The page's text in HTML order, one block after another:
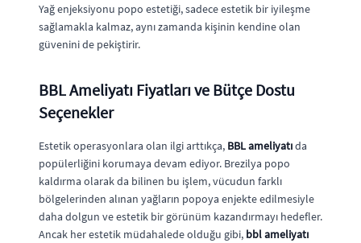
Yağ enjeksiyonu popo estetiği, sadece estetik bir iyileşme
sağlamakla kalmaz, aynı zamanda kişinin kendine olan
güvenini de pekiştirir.
BBL Ameliyatı Fiyatları ve Bütçe Dostu
Seçenekler
Estetik operasyonlara olan ilgi arttıkça, BBL ameliyatıda
popülerliğini korumaya devam ediyor. Brezilya popo
kaldırma olarak da bilinen bu işlem, vücudun farklı
bölgelerinden alınan yağların popoya enjekte edilmesiyle
daha dolgun ve estetik bir görünüm kazandırmayı hedefler.
Ancak her estetik müdahalede olduğu gibi, bbl ameliyatı